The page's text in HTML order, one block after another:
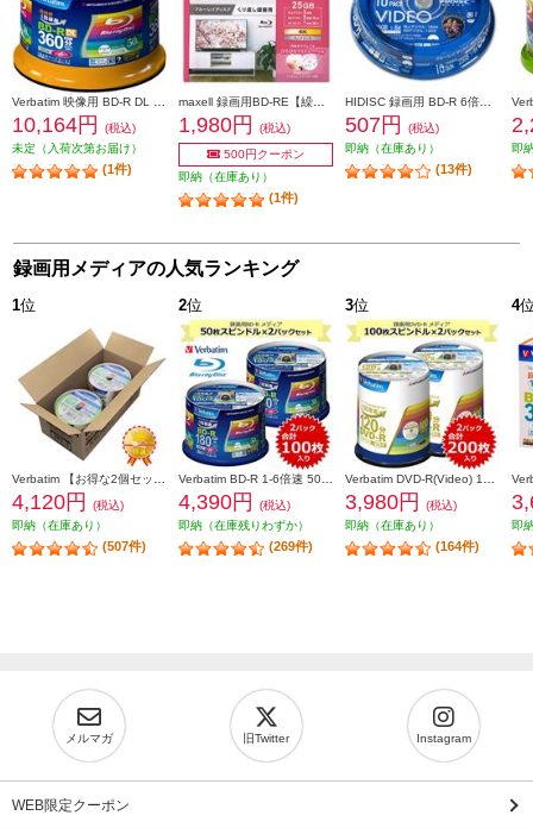
10,164円
(税込)
未定（入荷次第お届け）
(1件)
1,980円
(税込)
500円クーポン
即納（在庫あり）
(1件)
507円
(税込)
即納（在庫あり）
(13件)
即
録画用メディアの人気ランキング
1位
4,120円
(税込)
即納（在庫あり）
(507件)
2位
4,390円
(税込)
即納（在庫残りわずか）
(269件)
3位
3,980円
(税込)
即納（在庫あり）
(164件)
4
即
メルマガ 旧Twitter Instagram
WEB限定クーポン